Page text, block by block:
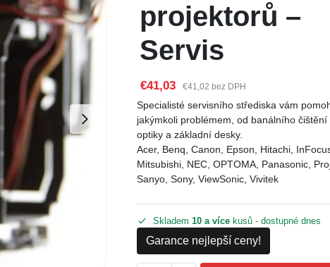
projektorů –
Servis
€41,03 €41,02 bez DPH
Specialisté servisního střediska vám
jakýmkoli problémem, od banálního čištění
optiky a základní desky.
Acer, Benq, Canon, Epson, Hitachi,
Mitsubishi, NEC, OPTOMA, Panasonic,
Sanyo, Sony, ViewSonic, Vivitek
Skladem10 a více kusů - dostupné dnes
Garance nejlepší ceny!